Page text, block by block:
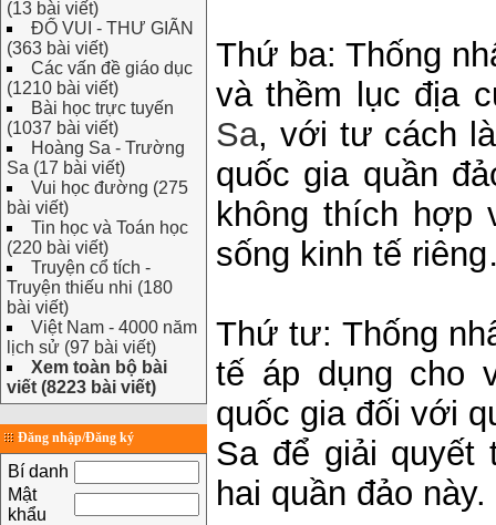
(13 bài viết)
ĐỐ VUI - THƯ GIÃN
(363 bài viết)
Các vấn đề giáo dục
(1210 bài viết)
Bài học trực tuyến
(1037 bài viết)
Hoàng Sa - Trường
Sa (17 bài viết)
Vui học đường (275
bài viết)
Tin học và Toán học
(220 bài viết)
Truyện cổ tích -
Truyện thiếu nhi (180
bài viết)
Việt Nam - 4000 năm
lịch sử (97 bài viết)
Xem toàn bộ bài
viết (8223 bài viết)
Đăng nhập/Đăng ký
Bí danh
Mật
khẩu
Thứ ba: Thống
và thềm lục địa
Sa, với tư cách
quốc gia quần
không thích hợp
sống kinh tế
Thứ tư: Thống
tế áp dụng cho
quốc gia đối với
Sa để giải quyết
hai quần đảo này.